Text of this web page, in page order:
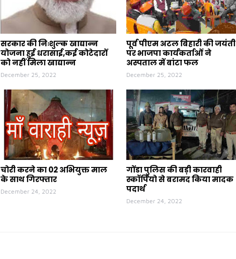
सरकार की निःशुल्क खाद्यान्न
योजना हुई धरासाई,कई कोटेदारों
को नहीं मिला खाद्यान्न
December 25, 2022
पूर्व पीएम अटल बिहारी की जयंती
पर भाजपा कार्यकर्ताओं ने
अस्पताल में बांटा फल
December 25, 2022
चोरी करने का 02 अभियुक्त माल
के साथ गिरफ्तार
December 24, 2022
गोंडा पुलिस की बड़ी कारवाही
स्कॉर्पियो से बरामद किया मादक
पदार्थ
December 24, 2022